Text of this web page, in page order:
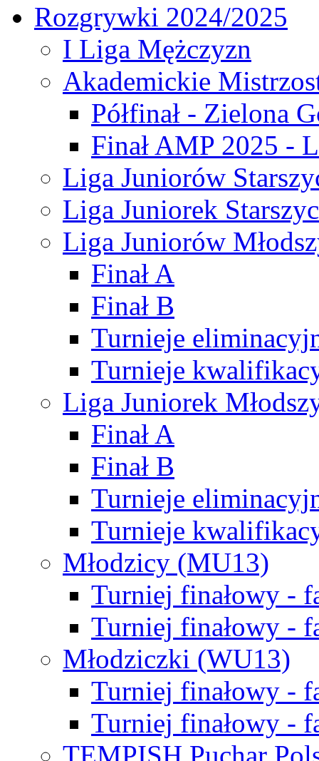
Rozgrywki 2024/2025
I Liga Mężczyzn
Akademickie
Półfinał - Zielona
Finał AMP 2025 -
Liga Juniorów
Liga Juniorek
Liga Juniorów
Finał A
Finał B
Turnieje
Turnieje
Liga Juniorek
Finał A
Finał B
Turnieje
Turnieje
Młodzicy (MU13)
Turniej finałowy -
Turniej finałowy -
Młodziczki (WU13)
Turniej finałowy -
Turniej finałowy -
TEMPISH Puchar